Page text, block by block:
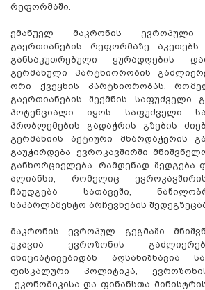
რეფორმაში.
ემანუელ მაკრონის
გაერთიანების რეფორმაზე აკეთებს
განსაკუთრებული ყურადღების
გერმანული პარტნიორობის
ორი ქვეყნის პარტნიორობას,
გაერთიანების შექმნის საფუძველი
პოტენციალი იყოს საფუძველი
პრობლემების გადაჭრის გზების
გერმანიის აქტიური მხარდაჭერის
გაუჭირდება ევროკავშირში
განხორციელება. რამდენად შედგება
ალიანსი, რომელიც
ჩაუდგება სათავეში,
საპარლამენტო არჩევნების
მაკრონის ევროპულ გეგმაში
უკავია ევროზონის
ინიციატივებიდან აღსანიშნავია
ფისკალური პოლიტიკა,
ეკონომიკისა და ფინანსთა